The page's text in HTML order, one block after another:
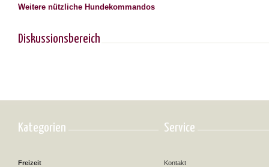
Weitere nützliche Hundekommandos
Diskussionsbereich
Kategorien
Freizeit
Service
Kontakt